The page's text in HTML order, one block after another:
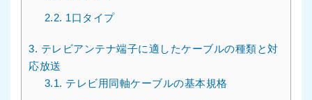
2.2. 1口タイプ
3. テレビアンテナ端子に適したケーブルの種類と対
応放送
3.1. テレビ用同軸ケーブルの基本規格